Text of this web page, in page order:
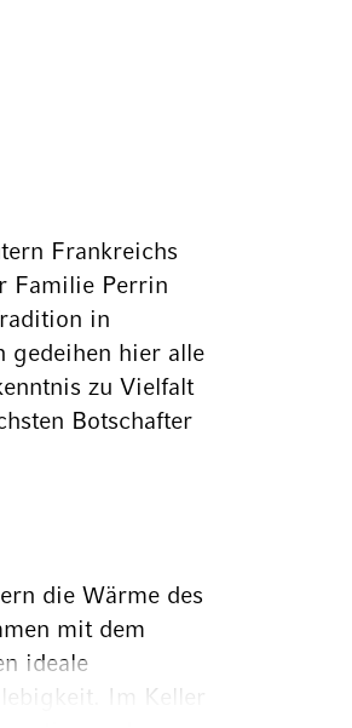
Frankreichs
Familie Perrin
in
gedeihen hier alle
zu Vielfalt
Botschafter
die Wärme des
mit dem
ideale
Im Keller